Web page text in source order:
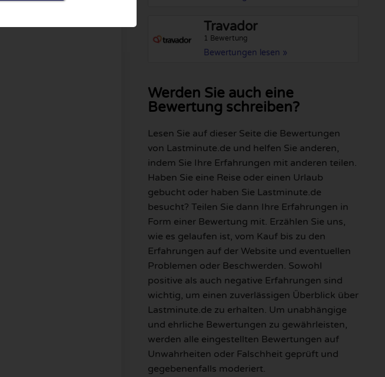
Travador
1 Bewertung
Bewertungen lesen »
Werden Sie auch eine
Bewertung schreiben?
Lesen Sie auf dieser Seite die Bewertungen
von Lastminute.de und helfen Sie anderen,
indem Sie Ihre Erfahrungen mit anderen teilen.
Haben Sie eine Reise oder einen Urlaub
gebucht oder haben Sie Lastminute.de
besucht? Teilen Sie dann Ihre Erfahrungen in
Form einer Bewertung mit. Erzählen Sie uns,
wie es gelaufen ist, vom Kauf bis zu den
Erfahrungen auf der Website und eventuellen
Problemen oder Beschwerden. Sowohl
positive als auch negative Erfahrungen sind
wichtig, um einen zuverlässigen Überblick über
Lastminute.de zu erhalten. Um unabhängige
und ehrliche Bewertungen zu gewährleisten,
werden alle eingestellten Bewertungen auf
Unwahrheiten oder Falschheit geprüft und
gegebenenfalls moderiert.